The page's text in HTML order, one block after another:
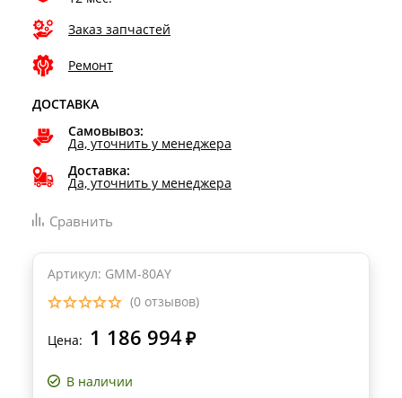
Заказ запчастей
Ремонт
ДОСТАВКА
Самовывоз:
Да, уточнить у менеджера
Доставка:
Да, уточнить у менеджера
Сравнить
Артикул: GMM-80AY
(0 отзывов)
Цена: 1 186 994₽
В наличии